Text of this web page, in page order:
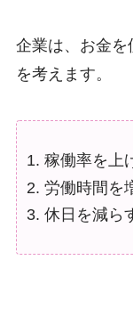
企業は、お金
を考えます。
稼働率を上
労働時間を
休日を減ら